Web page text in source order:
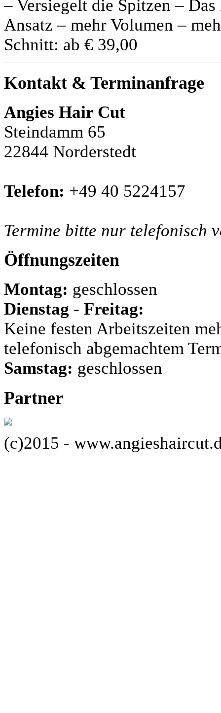
– Versiegelt die Spitzen –
Ansatz – mehr Volumen –
Schnitt: ab € 39,00
Kontakt & Terminanfrage
Angies Hair Cut
Steindamm 65
22844 Norderstedt
Telefon: +49 40 5224157
Termine bitte nur telefonisch
Öffnungszeiten
Montag: geschlossen
Dienstag - Freitag:
Keine festen Arbeitszeiten
telefonisch abgemachtem
Samstag: geschlossen
Partner
(c)2015 -